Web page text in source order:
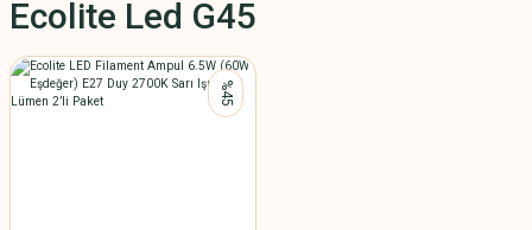
Ecolite Led G45
%45